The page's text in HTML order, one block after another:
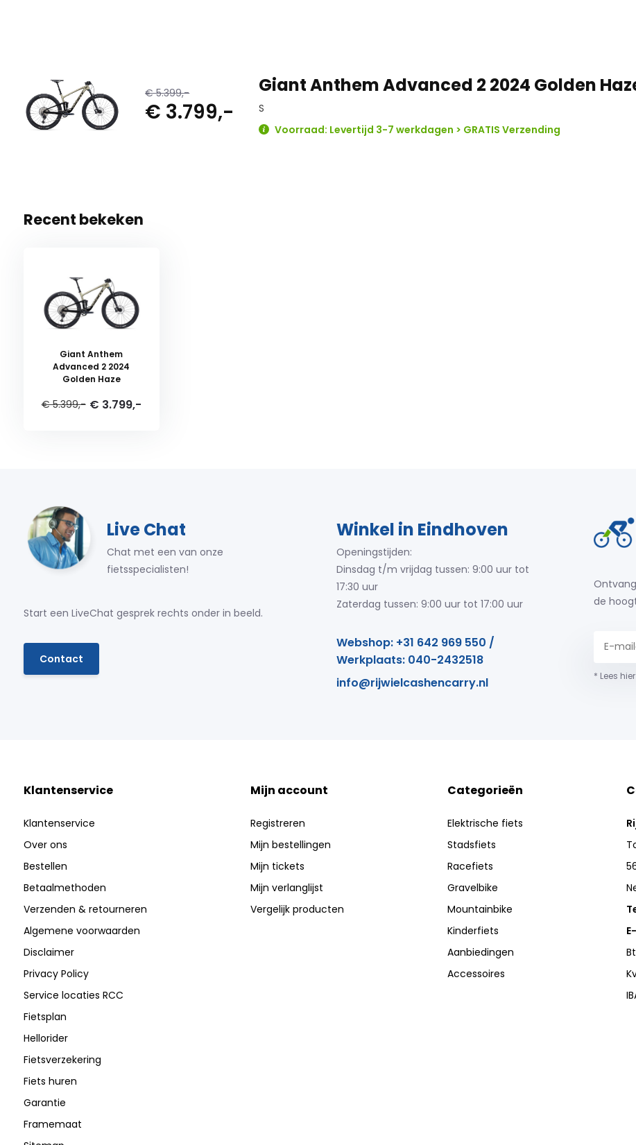
€ 5.399,-
€ 3.799,-
Giant Anthem Advanced 2 2024 Golden
S
Voorraad: Levertijd 3-7 werkdagen > GRATIS Verzending
Recent bekeken
Giant Anthem
Advanced 2 2024
Golden Haze
€ 5.399,- € 3.799,-
Live Chat
Chat met een van onze
fietsspecialisten!
Start een LiveChat gesprek rechts onder in beeld.
Contact
Winkel in Eindhoven
Openingstijden:
Dinsdag t/m vrijdag tussen: 9:00 uur tot
17:30 uur
Zaterdag tussen: 9:00 uur tot 17:00 uur
Webshop: +31 642 969 550 /
Werkplaats: 040-2432518
info@rijwielcashencarry.nl
de
* Lees
Klantenservice
Klantenservice
Over ons
Bestellen
Betaalmethoden
Verzenden & retourneren
Algemene voorwaarden
Disclaimer
Privacy Policy
Service locaties RCC
Fietsplan
Hellorider
Fietsverzekering
Fiets huren
Garantie
Framemaat
Mijn account
Registreren
Mijn bestellingen
Mijn tickets
Mijn verlanglijst
Vergelijk producten
Categorieën
Elektrische fiets
Stadsfiets
Racefiets
Gravelbike
Mountainbike
Kinderfiets
Aanbiedingen
Accessoires